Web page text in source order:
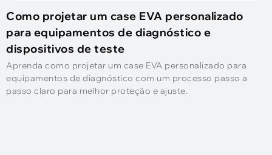
Como projetar um case EVA personalizado
para equipamentos de diagnóstico e
dispositivos de teste
Aprenda como projetar um case EVA personalizado para
equipamentos de diagnóstico com um processo passo a
passo claro para melhor proteção e ajuste.